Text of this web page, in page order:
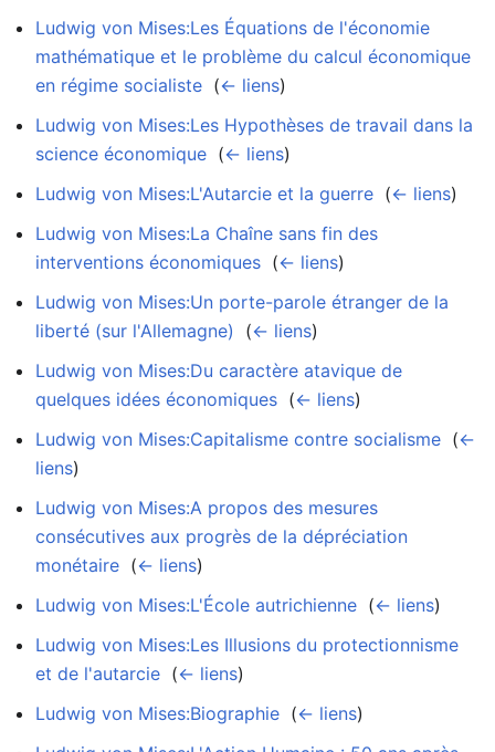
Ludwig von Mises:Les Équations de l'économie
mathématique et le problème du calcul économique
en régime socialiste (← liens)
Ludwig von Mises:Les Hypothèses de travail dans la
science économique (← liens)
Ludwig von Mises:L'Autarcie et la guerre (← liens)
Ludwig von Mises:La Chaîne sans fin des
interventions économiques (← liens)
Ludwig von Mises:Un porte-parole étranger de la
liberté (sur l'Allemagne)
(← liens)
Ludwig von Mises:Du caractère atavique de
quelques idées économiques (← liens)
Ludwig von Mises:Capitalisme contre socialisme (←
liens)
Ludwig von Mises:A propos des mesures
consécutives aux progrès de la dépréciation
monétaire (← liens)
Ludwig von Mises:L'École autrichienne (← liens)
Ludwig von Mises:Les Illusions du protectionnisme
et de l'autarcie (← liens)
Ludwig von Mises:Biographie (← liens)